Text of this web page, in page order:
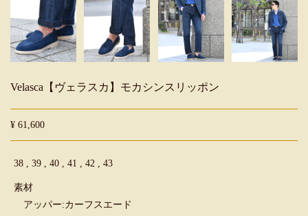
Velasca【ヴェラスカ】モカシンスリッポン
¥ 61,600
38 , 39 , 40 , 41 , 42 , 43
素材
アッパー:カーフスエード